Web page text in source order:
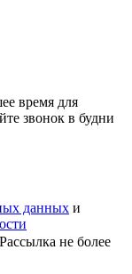
время для
звонок в будни
данных и
не более